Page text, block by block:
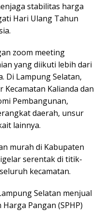
stabilitas harga
Hari Ulang Tahun
zoom meeting
yang diikuti lebih dari
Di Lampung Selatan,
Kalianda dan
Pembangunan,
daerah, unsur
lainnya.
murah di Kabupaten
serentak di titik-
kecamatan.
Selatan menjual
Pangan (SPHP)